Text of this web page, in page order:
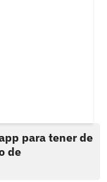
para tener de
de